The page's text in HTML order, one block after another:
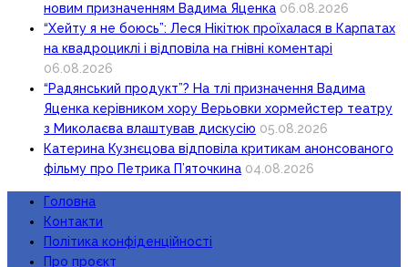
новим призначенням Вадима Яценка 06.08.2026
“Хейту я не боюсь”: Леся Нікітюк проїхалася в Карпатах
на квадроциклі і відповіла на гнівні коментарі
06.08.2026
“Радянський продукт”? На тлі призначення Вадима
Яценка керівником хору Верьовки хормейстер театру
з Миколаєва влаштував дискусію 05.08.2026
Катерина Кузнєцова відповіла критикам анонсованого
фільму про Петрика П’яточкина 04.08.2026
Головна
Контакти
Політика конфіденційності
Про проєкт